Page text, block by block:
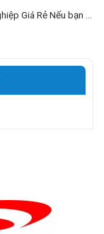
Giá Rẻ Nếu bạn ...